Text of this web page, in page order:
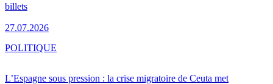
billets
27.07.2026
L’Espagne sous pression : la crise migratoire de Ceuta met
POLITIQUE